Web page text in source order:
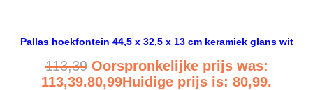
Pallas hoekfontein 44,5 x 32,5 x 13 cm keramiek glans wit
113,39 Oorspronkelijke prijs was:
113,39.80,99Huidige prijs is: 80,99.